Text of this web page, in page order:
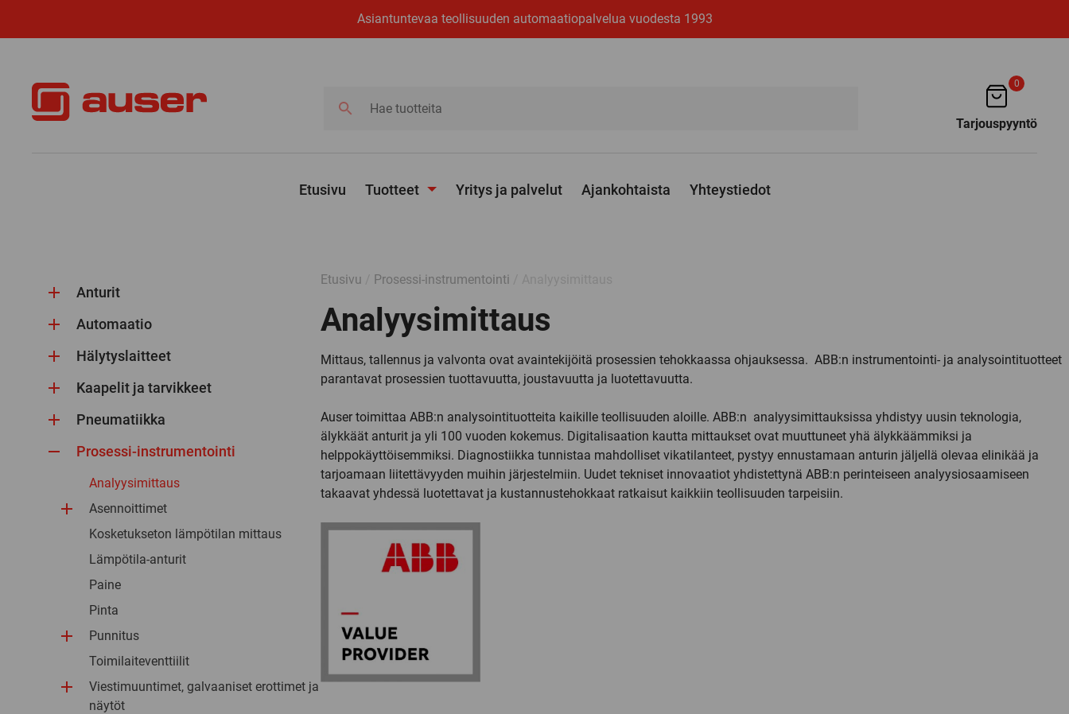
Asiantuntevaa teollisuuden automaatiopalvelua vuodesta 1993
tuotteita
0
Tarjouspyyntö
Etusivu Tuotteet Yritys ja palvelut Ajankohtaista Yhteystiedot
Anturit
Automaatio
Hälytyslaitteet
Kaapelit ja tarvikkeet
Pneumatiikka
Prosessi-instrumentointi
Analyysimittaus
Asennoittimet
Kosketukseton lämpötilan mittaus
Lämpötila-anturit
Paine
Pinta
Punnitus
Toimilaiteventtiilit
Viestimuuntimet, galvaaniset erottimet ja
näytöt
Etusivu Prosessi-instrumentointi
Analyysimittaus
Mittaus, tallennus ja valvonta ovat avaintekijöitä prosessien tehokkaassa ohjauksessa. ABB:n instrumentointi- ja analysointituotteet
parantavat prosessien tuottavuutta, joustavuutta ja luotettavuutta.
Auser toimittaa ABB:n analysointituotteita kaikille teollisuuden aloille. ABB:n analyysimittauksissa yhdistyy uusin teknologia,
älykkäät anturit ja yli 100 vuoden kokemus. Digitalisaation kautta mittaukset ovat muuttuneet yhä älykkäämmiksi ja
helppokäyttöisemmiksi. Diagnostiikka tunnistaa mahdolliset vikatilanteet, pystyy ennustamaan anturin jäljellä olevaa elinikää ja
tarjoamaan liitettävyyden muihin järjestelmiin. Uudet tekniset innovaatiot yhdistettynä ABB:n perinteiseen analyysiosaamiseen
takaavat yhdessä luotettavat ja kustannustehokkaat ratkaisut kaikkiin teollisuuden tarpeisiin.